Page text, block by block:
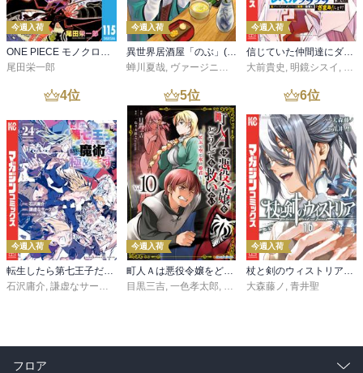
今週入荷
ONE PIECE モノクロ版 115
尾田栄一郎
今週入荷
異世界居酒屋「のぶ」(22)
蝉川夏哉, ヴァージニア二等兵 ,転
今週入荷
信じていた仲間達にダンジョン奥地で殺されかけたがギフト『無限ガチャ』でレベル９９９９の仲間達を手に入れて元パーティーメンバーと世界に復讐＆『ざまぁ！』します！（２３）
大前貴史 , 明鏡シスイ , ｔ
4位
今週入荷
石沢庸介 謙虚なサークル メル。
5位
今週入荷
目黒三吉 一色孝太郎 Parum
6位
今週入荷
大森藤ノ 青井聖
フロア